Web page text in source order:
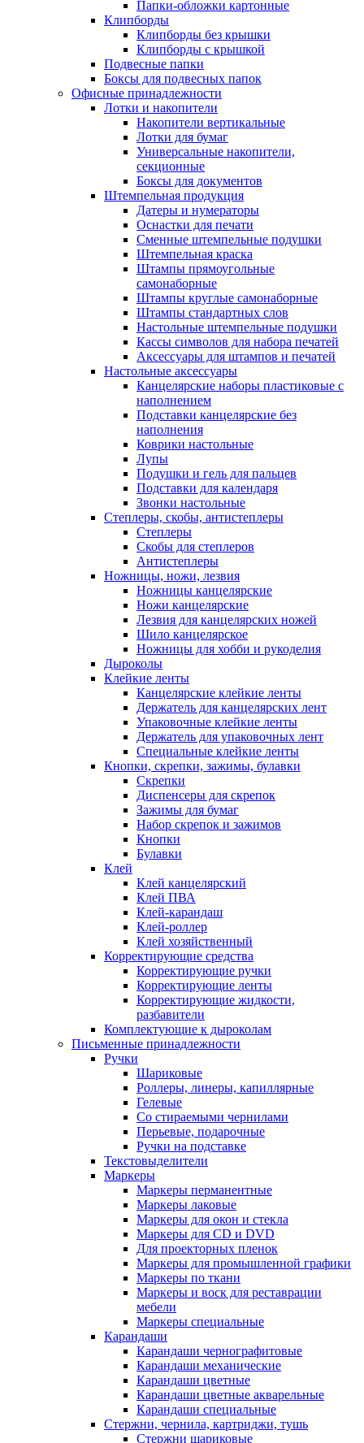
Папки-обложки картонные
Клипборды
Клипборды без крышки
Клипборды с крышкой
Подвесные папки
Боксы для подвесных папок
Офисные принадлежности
Лотки и накопители
Накопители вертикальные
Лотки для бумаг
Универсальные накопители,
секционные
Боксы для документов
Штемпельная продукция
Датеры и нумераторы
Оснастки для печати
Сменные штемпельные подушки
Штемпельная краска
Штампы прямоугольные
самонаборные
Штампы круглые самонаборные
Штампы стандартных слов
Настольные штемпельные подушки
Кассы символов для набора печатей
Аксессуары для штампов и печатей
Настольные аксессуары
Канцелярские наборы пластиковые с
наполнением
Подставки канцелярские без
наполнения
Коврики настольные
Лупы
Подушки и гель для пальцев
Подставки для календаря
Звонки настольные
Степлеры, скобы, антистеплеры
Степлеры
Скобы для степлеров
Антистеплеры
Ножницы, ножи, лезвия
Ножницы канцелярские
Ножи канцелярские
Лезвия для канцелярских ножей
Шило канцелярское
Ножницы для хобби и рукоделия
Дыроколы
Клейкие ленты
Канцелярские клейкие ленты
Держатель для канцелярских лент
Упаковочные клейкие ленты
Держатель для упаковочных лент
Специальные клейкие ленты
Кнопки, скрепки, зажимы, булавки
Скрепки
Диспенсеры для скрепок
Зажимы для бумаг
Набор скрепок и зажимов
Кнопки
Булавки
Клей
Клей канцелярский
Клей ПВА
Клей-карандаш
Клей-роллер
Клей хозяйственный
Корректирующие средства
Корректирующие ручки
Корректирующие ленты
Корректирующие жидкости,
разбавители
Комплектующие к дыроколам
Письменные принадлежности
Ручки
Шариковые
Роллеры, линеры, капиллярные
Гелевые
Со стираемыми чернилами
Перьевые, подарочные
Ручки на подставке
Текстовыделители
Маркеры
Маркеры перманентные
Маркеры лаковые
Маркеры для окон и стекла
Маркеры для CD и DVD
Для проекторных пленок
Маркеры для промышленной графики
Маркеры по ткани
Маркеры и воск для реставрации
мебели
Маркеры специальные
Карандаши
Карандаши чернографитовые
Карандаши механические
Карандаши цветные
Карандаши цветные акварельные
Карандаши специальные
Стержни, чернила, картриджи, тушь
Стержни шариковые